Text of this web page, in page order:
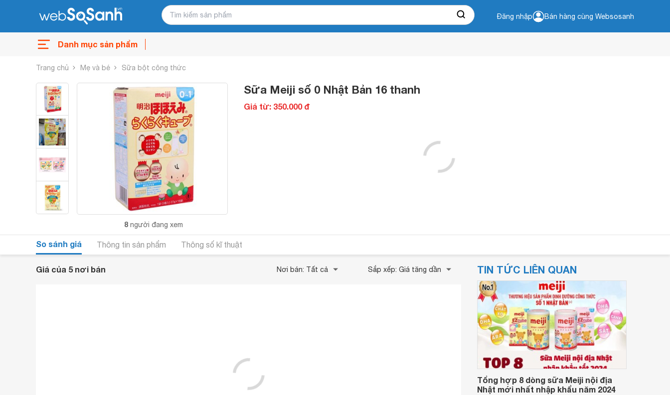
Đăng nhập Bán hàng cùng Websosanh
Danh mục sản phẩm
Trang chủ Mẹ và bé Sữa bột công thức
8 người đang xem
Sữa Meiji số 0 Nhật Bản 16 thanh
Giá từ: 350.000 đ
So sánh giá Thông tin sản phẩm Thông số kĩ thuật
Giá của 5 nơi bán Nơi bán: Tất cả Sắp xếp: Giá tăng dần TIN TỨC LIÊN QUAN
Tổng hợp 8 dòng sữa Meiji nội địa
Nhật mới nhất nhập khẩu năm 2024